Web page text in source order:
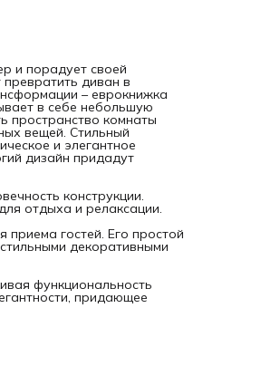
и порадует своей
диван в
– еврокнижка
в себе небольшую
пространство комнаты
вещей. Стильный
и элегантное
дизайн придадут
конструкции.
отдыха и релаксации.
гостей. Его простой
декоративными
функциональность
придающее